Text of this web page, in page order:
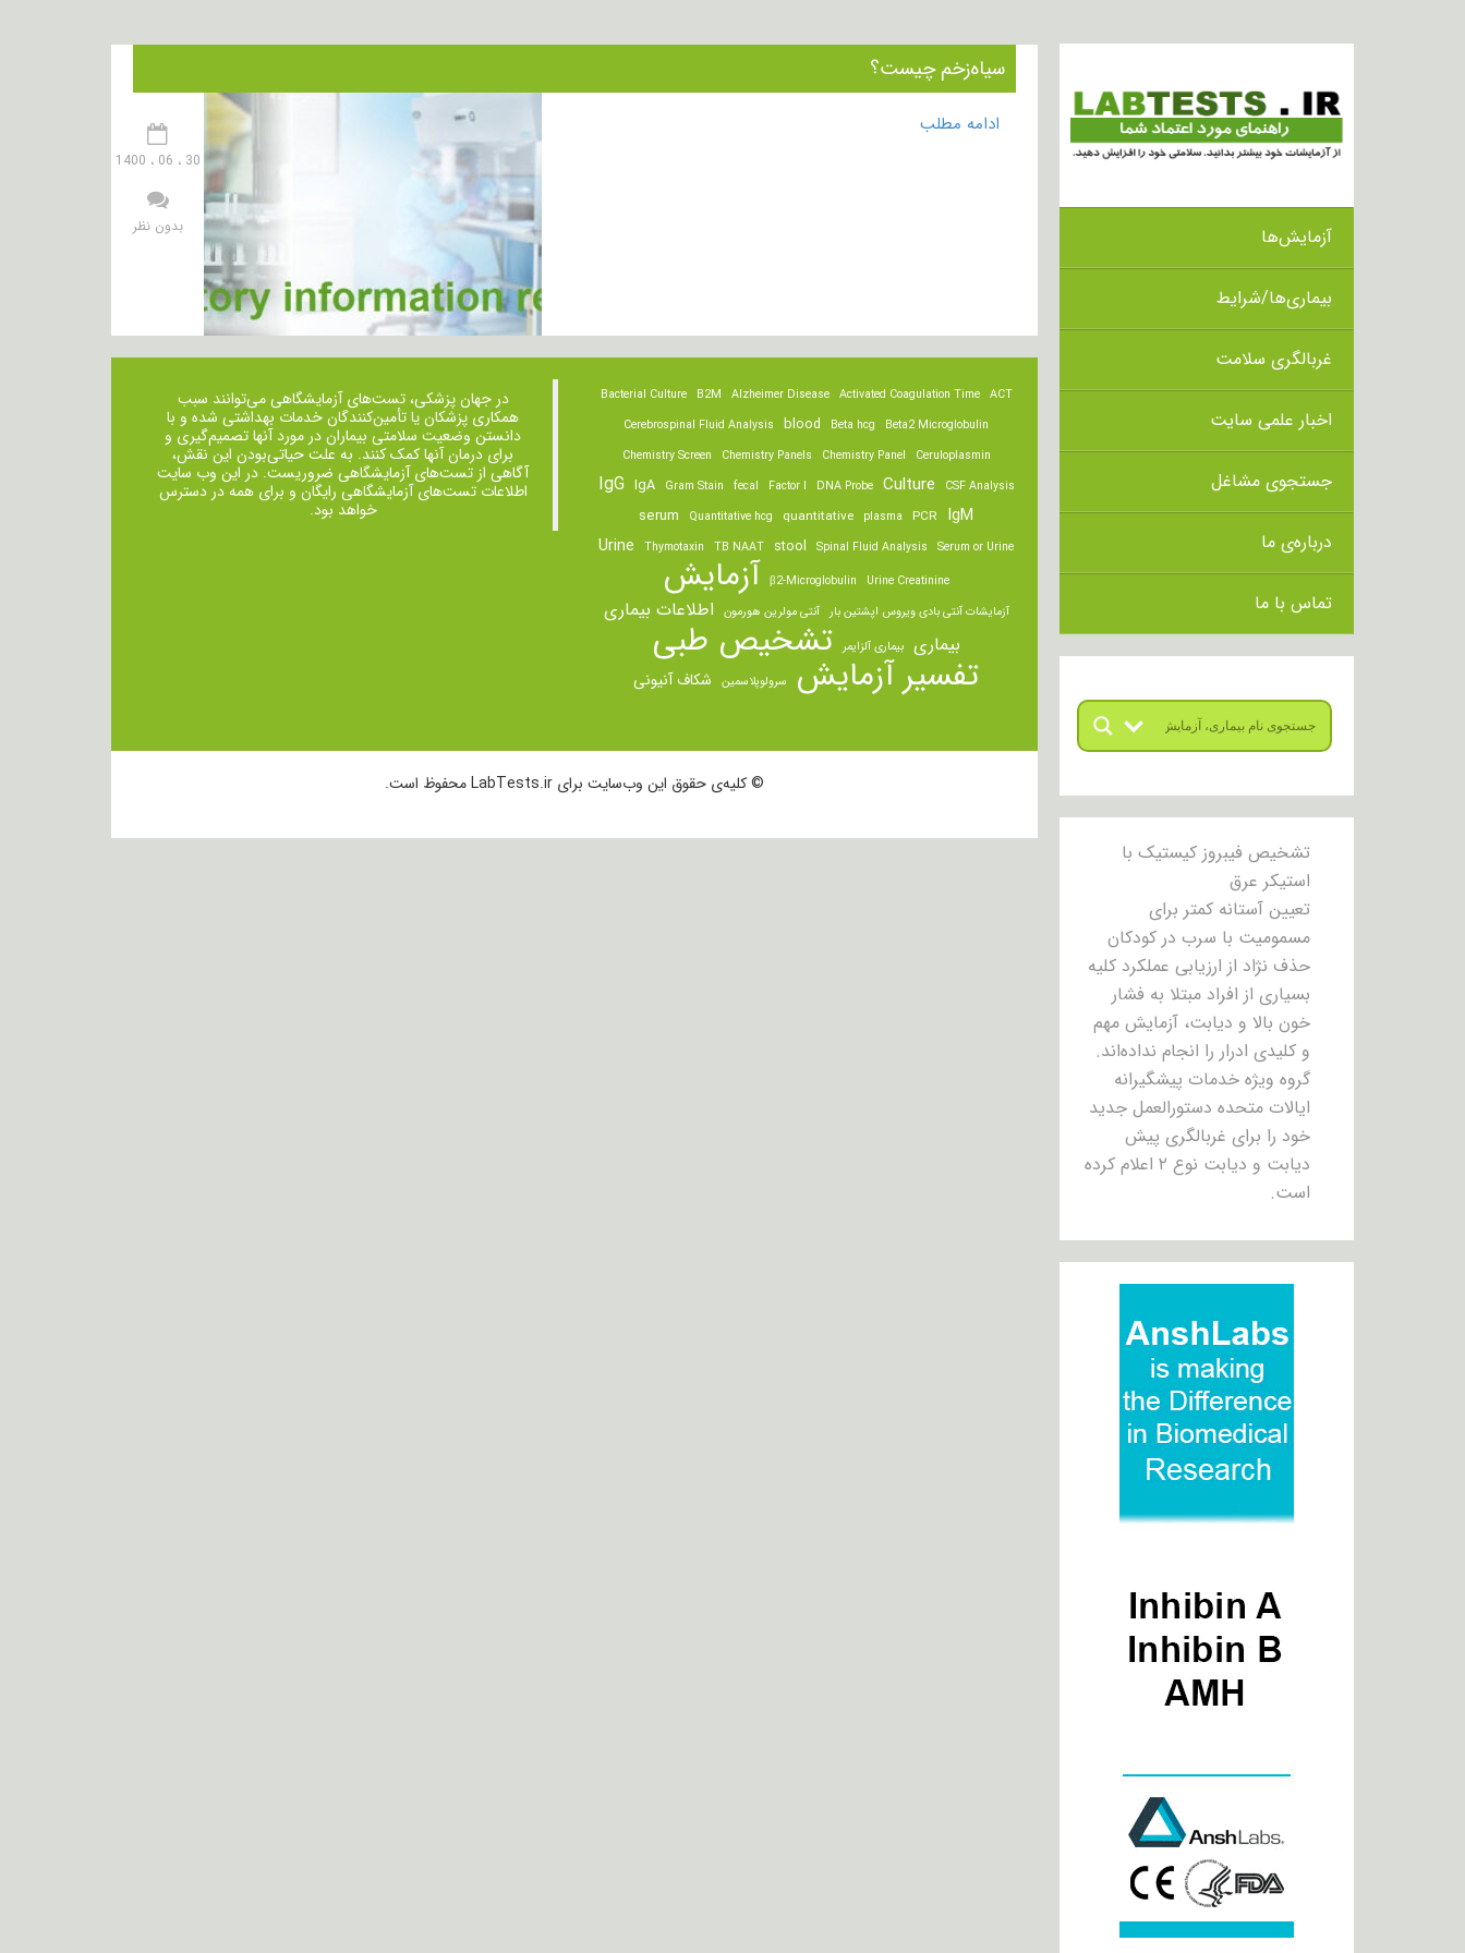
آزمایش‌ها
بیماری‌ها/شرایط
غربالگری سلامت
اخبار علمی سایت
جستجوی مشاغل
درباره‌ی ما
تماس با ما
تشخیص فیبروز کیستیک با
استیکر عرق
تعیین آستانه کمتر برای
مسمومیت با سرب در کودکان
حذف نژاد از ارزیابی عملکرد کلیه
بسیاری از افراد مبتلا به فشار
خون بالا و دیابت، آزمایش مهم
و کلیدی ادرار را انجام نداده‌اند.
گروه ویژه خدمات پیشگیرانه
ایالات متحده دستورالعمل جدید
خود را برای غربالگری پیش
دیابت و دیابت نوع ۲ اعلام کرده
است.
سیاه‌زخم چیست؟
30 ، 06 ، 1400
بدون نظر
ادامه مطلب
ACT
Activated Coagulation Time
Alzheimer Disease
B2M
Bacterial Culture
Beta2 Microglobulin
Beta hcg
blood
Cerebrospinal Fluid Analysis
Ceruloplasmin
Chemistry Panel
Chemistry Panels
Chemistry Screen
CSF Analysis
Culture
DNA Probe
Factor I
fecal
Gram Stain
IgA
IgG
IgM
PCR
plasma
quantitative
Quantitative hcg
serum
Serum or Urine
Spinal Fluid Analysis
stool
TB NAAT
Thymotaxin
Urine
Urine Creatinine
β2-Microglobulin آزمایش
آزمایشات آنتی بادی ویروس اپشتین بار آنتی مولرین هورمون اطلاعات بیماری
بیماری بیماری آلزایمر تشخیص طبی
تفسیر آزمایش سرولوپلاسمین شکاف آنیونی
در جهان پزشکی، تست‌های آزمایشگاهی می‌توانند سبب
همکاری پزشکان یا تأمین‌کنندگان خدمات بهداشتی شده و با
دانستن وضعیت سلامتی بیماران در مورد آنها تصمیم‌گیری و
برای درمان ‌آنها کمک کنند. به علت حیاتی‌بودن این نقش،
آگاهی از تست‌های آزمایشگاهی ضروریست. در این وب سایت
اطلاعات تست‌های آزمایشگاهی رایگان و برای همه در دسترس
خواهد بود.
© کلیه‌ی حقوق این وب‌سایت برای LabTests.ir محفوظ است.